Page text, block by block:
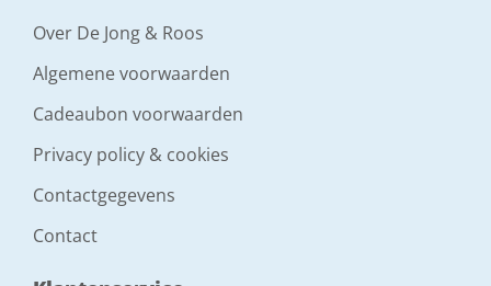
Over De Jong & Roos
Algemene voorwaarden
Cadeaubon voorwaarden
Privacy policy & cookies
Contactgegevens
Contact